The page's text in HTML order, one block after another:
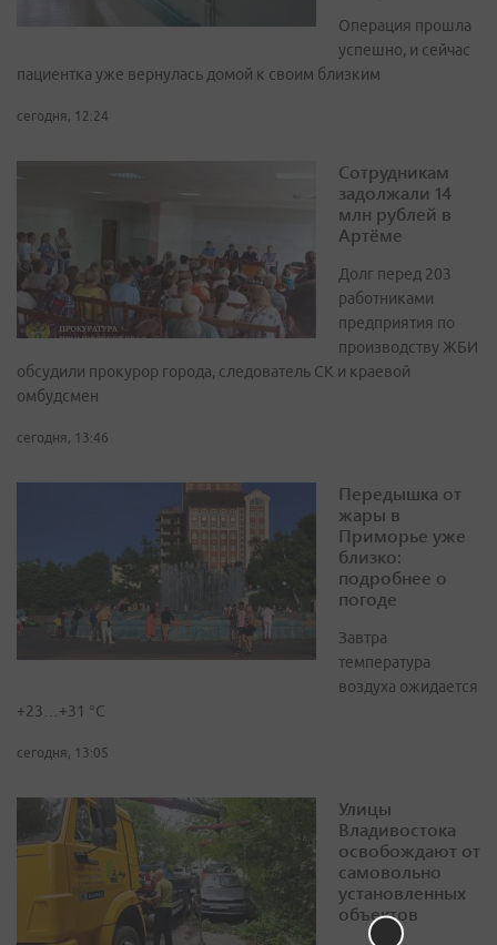
Операция прошла
успешно, и сейчас
пациентка уже вернулась домой к своим близким
сегодня, 12:24
Сотрудникам
задолжали 14
млн рублей в
Артёме
Долг перед 203
работниками
предприятия по
производству ЖБИ
обсудили прокурор города, следователь СК и краевой
омбудсмен
сегодня, 13:46
Передышка от
жары в
Приморье уже
близко:
подробнее о
погоде
Завтра
температура
воздуха ожидается
+23…+31 °C
сегодня, 13:05
Улицы
Владивостока
освобождают от
самовольно
установленных
объектов